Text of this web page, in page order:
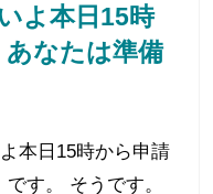
よ本日15時
あなたは準備
本日15時から申請
す。 そうです。